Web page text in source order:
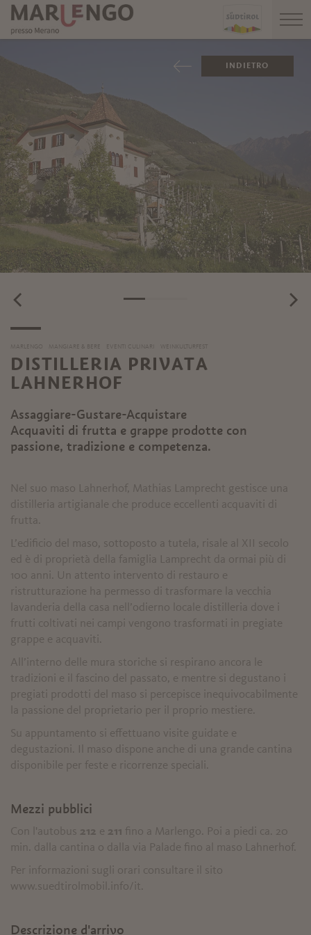
INDIETRO
MARLENGO MANGIARE & BERE EVENTI CULINARI WEINKULTURFEST
DISTILLERIA PRIVATA
LAHNERHOF
Assaggiare-Gustare-Acquistare
Acquaviti di frutta e grappe prodotte con
passione, tradizione e competenza.
Nel suo maso Lahnerhof, Mathias Lamprecht gestisce una
distilleria artigianale che produce eccellenti acquaviti di
frutta.
L’edificio del maso, sottoposto a tutela, risale al XII secolo
ed è di proprietà della famiglia Lamprecht da ormai più di
100 anni. Un attento intervento di restauro e
ristrutturazione ha permesso di trasformare la vecchia
lavanderia della casa nell’odierno locale distilleria dove i
frutti coltivati nei campi vengono trasformati in pregiate
grappe e acquaviti.
All’interno delle mura storiche si respirano ancora le
tradizioni e il fascino del passato, e mentre si degustano i
pregiati prodotti del maso si percepisce inequivocabilmente
la passione del proprietario per il proprio mestiere.
Su appuntamento si effettuano visite guidate e
degustazioni. Il maso dispone anche di una grande cantina
disponibile per feste e ricorrenze speciali.
Mezzi pubblici
Con l'autobus 212 e 211 fino a Marlengo. Poi a piedi ca. 20
min. dalla cantina o dalla via Palade fino al maso Lahnerhof.
Per informazioni sugli orari consultare il sito
www.suedtirolmobil.info/it.
Descrizione d'arrivo